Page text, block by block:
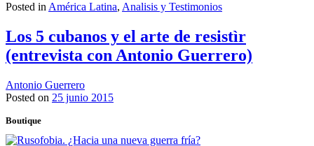
Posted in América Latina, Analisis y Testimonios
Los 5 cubanos y el arte de resistìr
(entrevista con Antonio Guerrero)
Antonio Guerrero
Posted on 25 junio 2015
Boutique